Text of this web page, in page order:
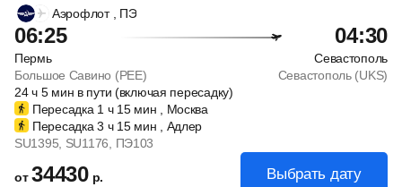
Аэрофлот , ПЭ
06:25 04:30
Пермь
Севастополь
Большое Савино (PEE)
Севастополь (UKS)
24ч5 мин в пути (включая пересадку)
Пересадка 1 ч15 мин , Москва
Пересадка 3 ч15 мин , Адлер
SU1395 , SU1176 , ПЭ103
от34430 р. Выбрать дату